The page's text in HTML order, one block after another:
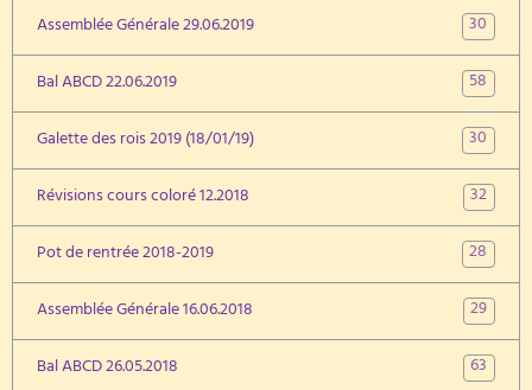
Assemblée Générale 29.06.2019
30
Bal ABCD 22.06.2019
58
Galette des rois 2019 (18/01/19)
30
Révisions cours coloré 12.2018
32
Pot de rentrée 2018-2019
28
Assemblée Générale 16.06.2018
29
Bal ABCD 26.05.2018
63